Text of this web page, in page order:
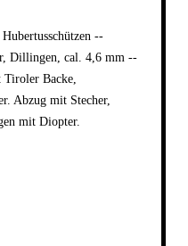
--
Dillingen, cal. 4,6 mm --
Backe,
Abzug mit Stecher,
mit Diopter.